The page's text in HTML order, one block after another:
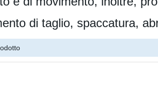
di taglio, spaccatura,